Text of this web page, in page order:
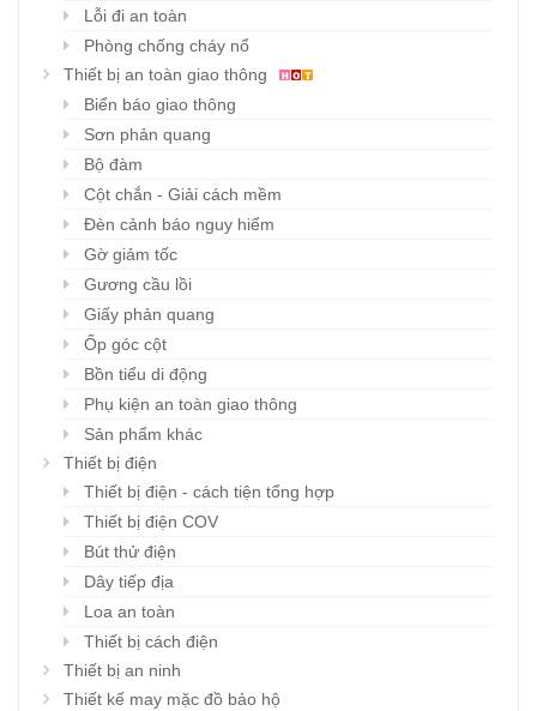
Lỗi đi an toàn
Phòng chống cháy nổ
Thiết bị an toàn giao thông
Biển báo giao thông
Sơn phản quang
Bộ đàm
Cột chắn - Giải cách mềm
Đèn cảnh báo nguy hiểm
Gờ giảm tốc
Gương cầu lồi
Giấy phản quang
Ốp góc cột
Bồn tiểu di động
Phụ kiện an toàn giao thông
Sản phẩm khác
Thiết bị điện
Thiết bị điện - cách tiện tổng hợp
Thiết bị điện COV
Bút thử điện
Dây tiếp địa
Loa an toàn
Thiết bị cách điện
Thiết bị an ninh
Thiết kế may mặc đồ bảo hộ